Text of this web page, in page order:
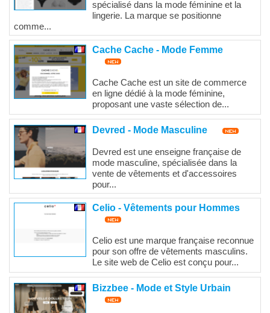
spécialisé dans la mode féminine et la
lingerie. La marque se positionne
comme...
Cache Cache - Mode Femme
Cache Cache est un site de commerce
en ligne dédié à la mode féminine,
proposant une vaste sélection de...
Devred - Mode Masculine
Devred est une enseigne française de
mode masculine, spécialisée dans la
vente de vêtements et d'accessoires
pour...
Celio - Vêtements pour Hommes
Celio est une marque française reconnue
pour son offre de vêtements masculins.
Le site web de Celio est conçu pour...
Bizzbee - Mode et Style Urbain